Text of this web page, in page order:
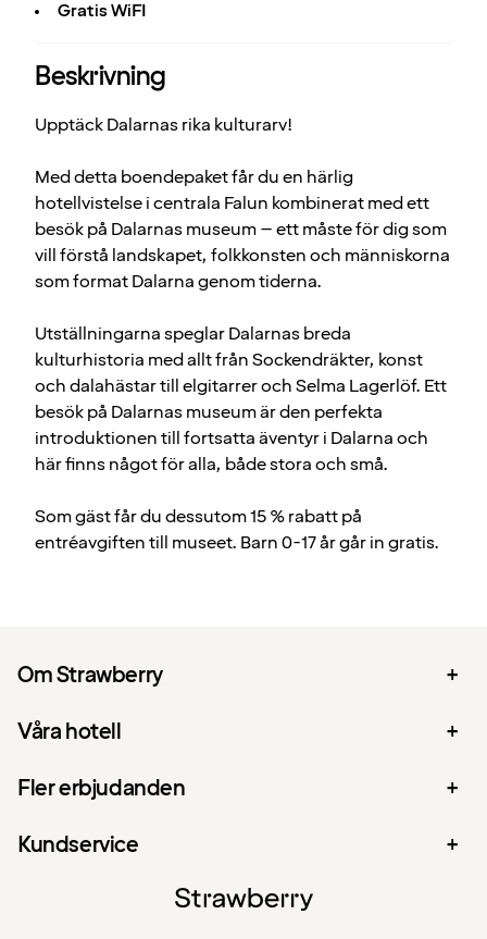
Gratis WiFI
Beskrivning
Upptäck Dalarnas rika kulturarv!
Med detta boendepaket får du en härlig
hotellvistelse i centrala Falun kombinerat med ett
besök på Dalarnas museum – ett måste för dig som
vill förstå landskapet, folkkonsten och människorna
som format Dalarna genom tiderna.
Utställningarna speglar Dalarnas breda
kulturhistoria med allt från Sockendräkter, konst
och dalahästar till elgitarrer och Selma Lagerlöf. Ett
besök på Dalarnas museum är den perfekta
introduktionen till fortsatta äventyr i Dalarna och
här finns något för alla, både stora och små.
Som gäst får du dessutom 15 % rabatt på
entréavgiften till museet. Barn 0-17 år går in gratis.
Om Strawberry
Våra hotell
Fler erbjudanden
Kundservice